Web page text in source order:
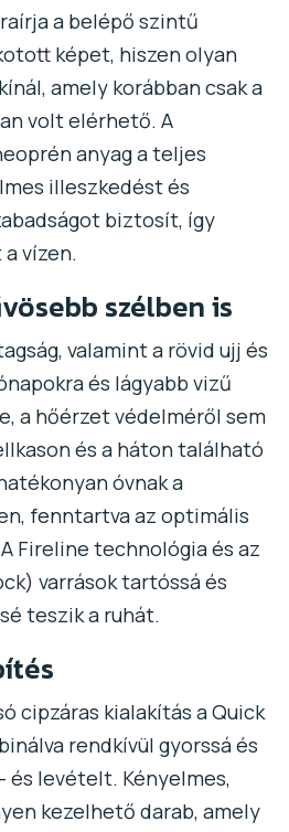
a belépő szintű
képet, hiszen olyan
amely korábban csak a
volt elérhető. A
anyag a teljes
illeszkedést és
biztosít, így
vízen.
szélben is
valamint a rövid ujj és
és lágyabb vizű
a hőérzet védelméről sem
és a háton található
óvnak a
fenntartva az optimális
Fireline technológia és az
varrások tartóssá és
teszik a ruhát.
cipzáras kialakítás a Quick
rendkívül gyorssá és
és levételt. Kényelmes,
kezelhető darab, amely